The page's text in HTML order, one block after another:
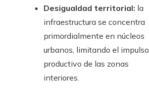
Desigualdad territorial: la
infraestructura se concentra
primordialmente en núcleos
urbanos, limitando el impulso
productivo de las zonas
interiores.